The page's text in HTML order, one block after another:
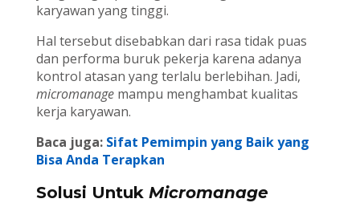
karyawan yang tinggi.
Hal tersebut disebabkan dari rasa tidak puas
dan performa buruk pekerja karena adanya
kontrol atasan yang terlalu berlebihan. Jadi,
micromanagemampu menghambat kualitas
kerja karyawan.
Baca juga: Sifat Pemimpin yang Baik yang
Bisa Anda Terapkan
Solusi Untuk Micromanage